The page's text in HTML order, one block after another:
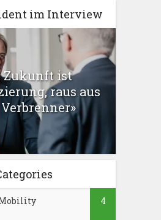
im Interview
Zukunft ist
raus aus
4